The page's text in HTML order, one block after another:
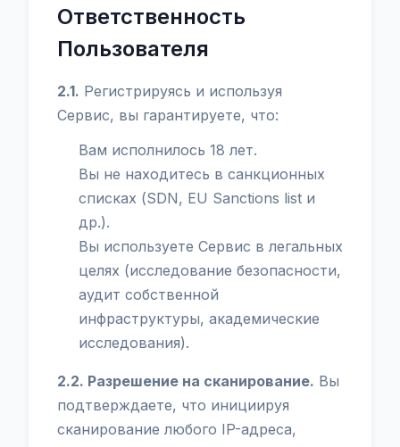
Ответственность
Пользователя
2.1. Регистрируясь и используя
Сервис, вы гарантируете, что:
Вам исполнилось 18 лет.
Вы не находитесь в санкционных
списках (SDN, EU Sanctions list и
др.).
Вы используете Сервис в легальных
целях (исследование безопасности,
аудит собственной
инфраструктуры, академические
исследования).
2.2. Разрешение на сканирование. Вы
подтверждаете, что инициируя
сканирование любого IP-адреса,